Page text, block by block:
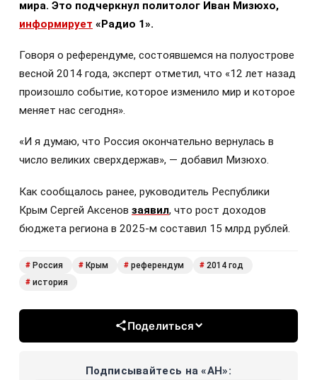
мира. Это подчеркнул политолог Иван Мизюхо,
информирует «Радио 1».
Говоря о референдуме, состоявшемся на полуострове
весной 2014 года, эксперт отметил, что «12 лет назад
произошло событие, которое изменило мир и которое
меняет нас сегодня».
«И я думаю, что Россия окончательно вернулась в
число великих сверхдержав», — добавил Мизюхо.
Как сообщалось ранее, руководитель Республики
Крым Сергей Аксенов заявил, что рост доходов
бюджета региона в 2025-м составил 15 млрд рублей.
# Россия # Крым # референдум # 2014 год
# история
Поделиться
Подписывайтесь на «АН»: